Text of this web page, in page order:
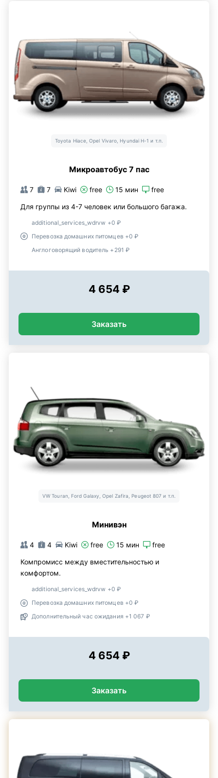
Toyota Hiace, Opel Vivaro, Hyundai H-1 и т.п.
Микроавтобус 7 пас
7 7 Kiwi free 15 мин free
Для группы из 4-7 человек или большого багажа.
additional_services_wdrvw +0 ₽
Перевозка домашних питомцев +0 ₽
Англоговорящий водитель +291 ₽
4 654 ₽
Заказать
VW Touran, Ford Galaxy, Opel Zafira, Peugeot 807 и т.п.
Минивэн
4 4 Kiwi free 15 мин free
Компромисс между вместительностью и
комфортом.
additional_services_wdrvw +0 ₽
Перевозка домашних питомцев +0 ₽
Дополнительный час ожидания +1 067 ₽
4 654 ₽
Заказать